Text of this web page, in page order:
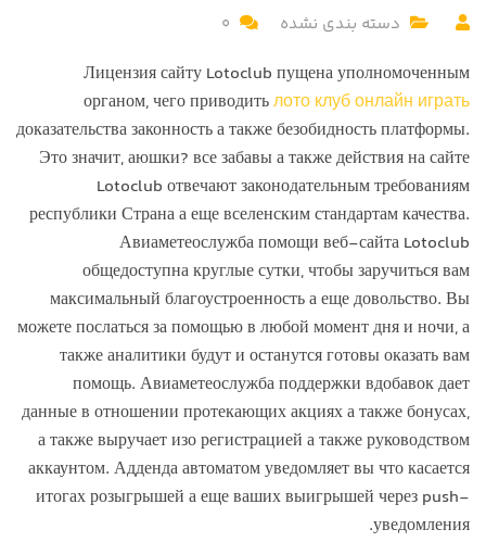
دسته بندی نشده 0
Лицензия сайту Lotoclub пущена уполномоченным
органом, чего приводитьлото клуб онлайн играть
доказательства законность а также безобидность платформы.
Это значит, аюшки? все забавы а также действия на сайте
Lotoclub отвечают законодательным требованиям
республики Страна а еще вселенским стандартам качества.
Авиаметеослужба помощи веб-сайта Lotoclub
общедоступна круглые сутки, чтобы заручиться вам
максимальный благоустроенность а еще довольство. Вы
можете послаться за помощью в любой момент дня и ночи, а
также аналитики будут и останутся готовы оказать вам
помощь. Авиаметеослужба поддержки вдобавок дает
данные в отношении протекающих акциях а также бонусах,
а также выручает изо регистрацией а также руководством
аккаунтом. Адденда автоматом уведомляет вы что касается
итогах розыгрышей а еще ваших выигрышей через push-
уведомления.